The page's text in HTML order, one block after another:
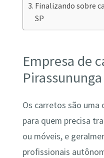
Finalizando sobre
SP
Empresa de
Pirassununga
Os carretos são uma
para quem precisa
ou móveis, e
profissionais